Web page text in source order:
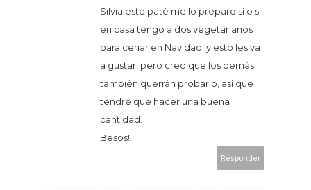
Silvia este paté me lo preparo sí o sí,
en casa tengo a dos vegetarianos
para cenar en Navidad, y esto les va
a gustar, pero creo que los demás
también querrán probarlo, así que
tendré que hacer una buena
cantidad.
Besos!!
Responder